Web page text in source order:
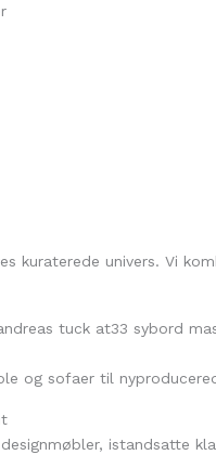
kuraterede univers. Vi
og sofaer til
istandsatte